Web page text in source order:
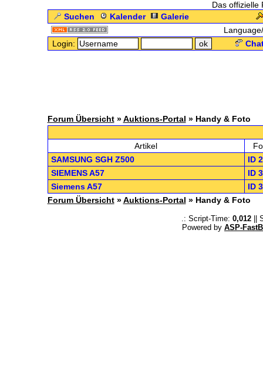
Das offizielle
Suchen
Kalender
Galerie
Login:
Forum Übersicht»Auktions-Portal » Handy & Foto
Artikel
SAMSUNG SGH Z500
ID
SIEMENS A57
ID
Siemens A57
ID
Forum Übersicht»Auktions-Portal » Handy & Foto
.: Script-Time: 0,012||
Powered by ASP-